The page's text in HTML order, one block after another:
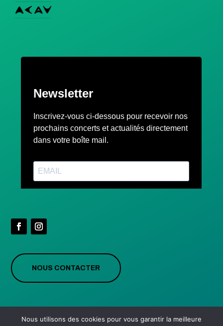
NOUS CONTACTER
Nous utilisons des cookies pour vous garantir la meilleure